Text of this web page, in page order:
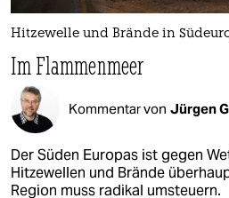
Hitzewelle und Brände in
Im Flammenmeer
Kommentar von Jürgen
Der Süden Europas ist gegen
Hitzewellen und Brände
Region muss radikal umsteuern.